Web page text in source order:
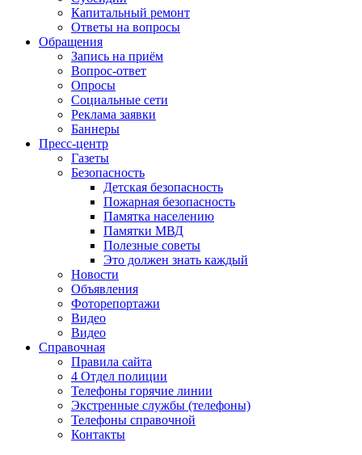
Капитальный ремонт
Ответы на вопросы
Обращения
Запись на приём
Вопрос-ответ
Опросы
Социальные сети
Реклама заявки
Баннеры
Пресс-центр
Газеты
Безопасность
Детская безопасность
Пожарная безопасность
Памятка населению
Памятки МВД
Полезные советы
Это должен знать каждый
Новости
Объявления
Фоторепортажи
Видео
Видео
Справочная
Правила сайта
4 Отдел полиции
Телефоны горячие линии
Экстренные службы (телефоны)
Телефоны справочной
Контакты